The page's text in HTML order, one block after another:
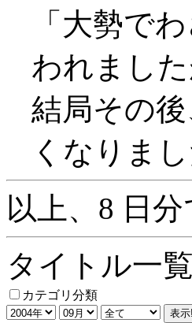
「大勢で
われました
結局その
くなりま
以上、8 日分
タイトル一覧
カテゴリ分類